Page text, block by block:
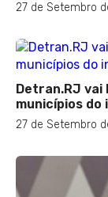
27 de Setembro
Detran.RJ
municípios
27 de Setembro